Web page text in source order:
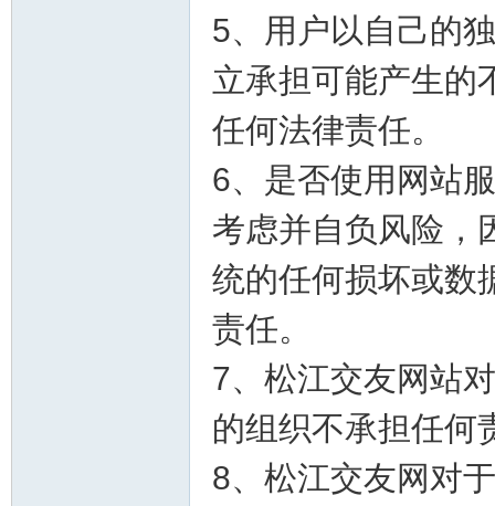
5、用户以自己的
立承担可能产生的
任何法律责任。
6、是否使用网站
考虑并自负风险，
统的任何损坏或数
责任。
7、松江交友网站
的组织不承担任何
8、松江交友网对